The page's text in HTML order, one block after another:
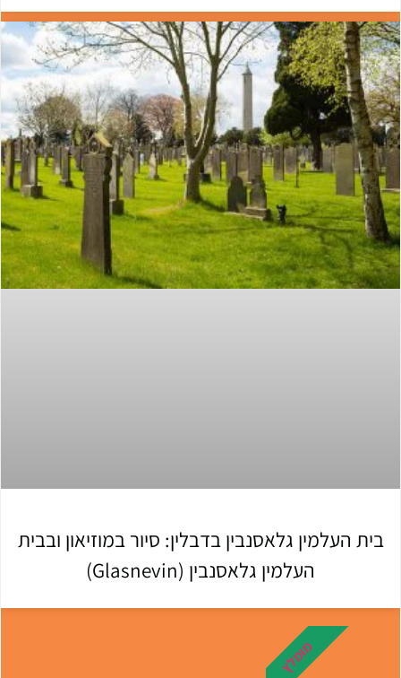
בית העלמין גלאסנבין בדבלין: סיור במוזיאון ובבית
העלמין גלאסנבין (Glasnevin)
מומלץ